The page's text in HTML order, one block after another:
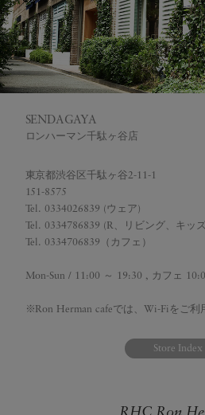
SENDAGAYA
ロンハーマン千駄ヶ谷店
東京都渋谷区千駄ヶ谷2-11-1
151-8575
Tel. 0334026839 (ウェア)
Tel. 0334786839 (R、リビング、キッズ)
Tel. 0334706839（カフェ）
Mon-Sun / 11:00 ～ 19:30 , カフェ
※Ron Herman cafeでは、Wi-Fiをご利
Store Index